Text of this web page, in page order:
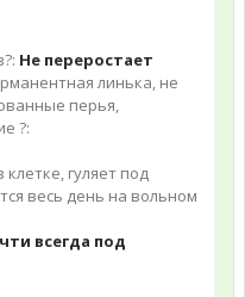
Не переростает
линька, не
перья,
?:
гуляет под
весь день на вольном
всегда под